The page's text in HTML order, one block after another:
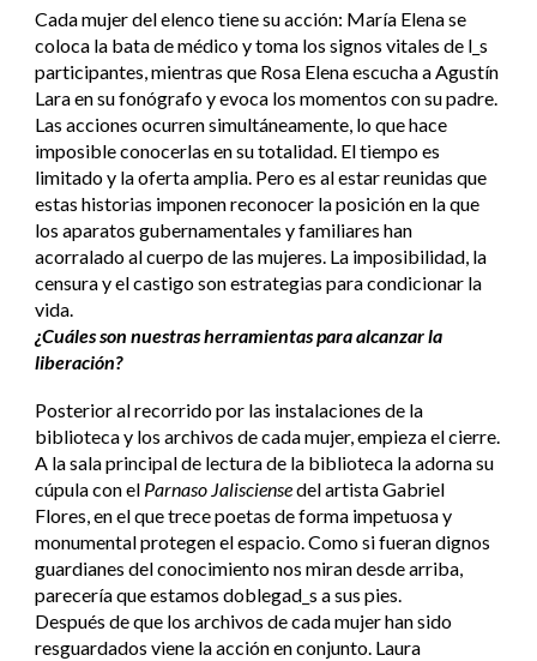
Cada mujer del elenco tiene su acción: María Elena se
coloca la bata de médico y toma los signos vitales de l_s
participantes, mientras que Rosa Elena escucha a Agustín
Lara en su fonógrafo y evoca los momentos con su padre.
Las acciones ocurren simultáneamente, lo que hace
imposible conocerlas en su totalidad. El tiempo es
limitado y la oferta amplia. Pero es al estar reunidas que
estas historias imponen reconocer la posición en la que
los aparatos gubernamentales y familiares han
acorralado al cuerpo de las mujeres. La imposibilidad, la
censura y el castigo son estrategias para condicionar la
vida.
¿Cuáles son nuestras herramientas para alcanzar la
liberación?
Posterior al recorrido por las instalaciones de la
biblioteca y los archivos de cada mujer, empieza el cierre.
A la sala principal de lectura de la biblioteca la adorna su
cúpula con el Parnaso Jalisciensedel artista Gabriel
Flores, en el que trece poetas de forma impetuosa y
monumental protegen el espacio. Como si fueran dignos
guardianes del conocimiento nos miran desde arriba,
parecería que estamos doblegad_s a sus pies.
Después de que los archivos de cada mujer han sido
resguardados viene la acción en conjunto. Laura